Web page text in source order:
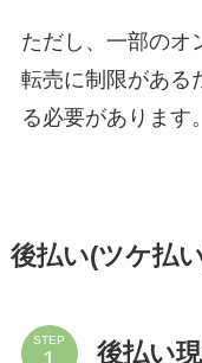
ただし、一部のオ
転売に制限がある
る必要があります。
後払い(ツケ払
STEP 後払い